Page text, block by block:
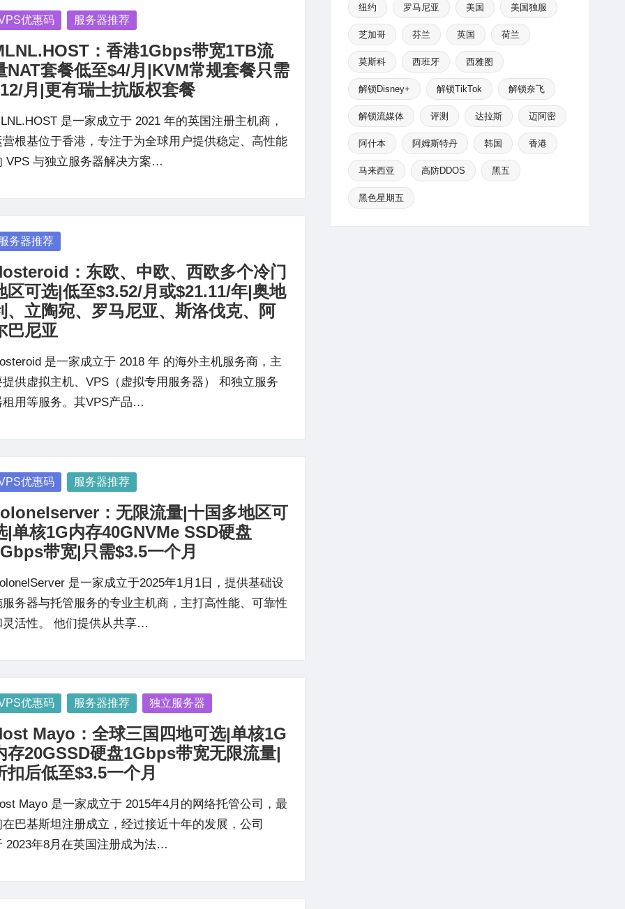
优惠码 服务器推荐
：香港1Gbps带宽1TB流
NAT套餐低至$4/月|KVM常规套餐只需
月|更有瑞士抗版权套餐
是一家成立于 2021 年的英国注册主机商，
营根基位于香港，专注于为全球用户提供稳定、高性能
VPS 与独立服务器解决方案…
服务器推荐
：东欧、中欧、西欧多个冷门
区可选|低至$3.52/月或$21.11/年|奥地
、立陶宛、罗马尼亚、斯洛伐克、阿
巴尼亚
是一家成立于 2018 年 的海外主机服务商，主
提供虚拟主机、VPS（虚拟专用服务器） 和独立服务
租用等服务。其VPS产品…
优惠码 服务器推荐
：无限流量|十国多地区可
|单核1G内存40GNVMe SSD硬盘
带宽|只需$3.5一个月
是一家成立于2025年1月1日，提供基础设
服务器与托管服务的专业主机商，主打高性能、可靠性
灵活性。 他们提供从共享…
优惠码 服务器推荐 独立服务器
Mayo：全球三国四地可选|单核1G
存20GSSD硬盘1Gbps带宽无限流量|
扣后低至$3.5一个月
Mayo 是一家成立于 2015年4月的网络托管公司，最
在巴基斯坦注册成立，经过接近十年的发展，公司
2023年8月在英国注册成为法…
纽约 罗马尼亚 美国 美国独服
芝加哥 芬兰 英国 荷兰
莫斯科 西班牙 西雅图
解锁Disney+ 解锁TikTok 解锁奈飞
解锁流媒体 评测 达拉斯 迈阿密
阿什本 阿姆斯特丹 韩国 香港
马来西亚 高防DDOS 黑五
黑色星期五